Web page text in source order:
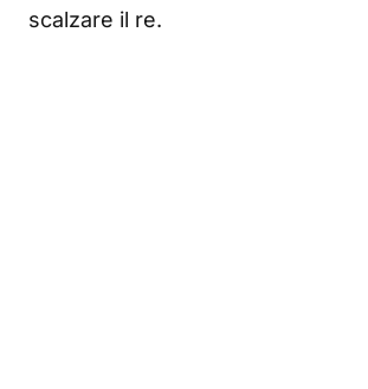
scalzare il re.